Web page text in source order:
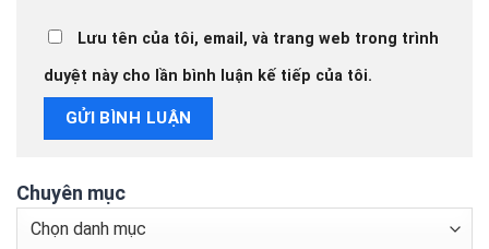
Lưu tên của tôi, email, và trang web trong trình
duyệt này cho lần bình luận kế tiếp của tôi.
Chuyên mục
Chuyên